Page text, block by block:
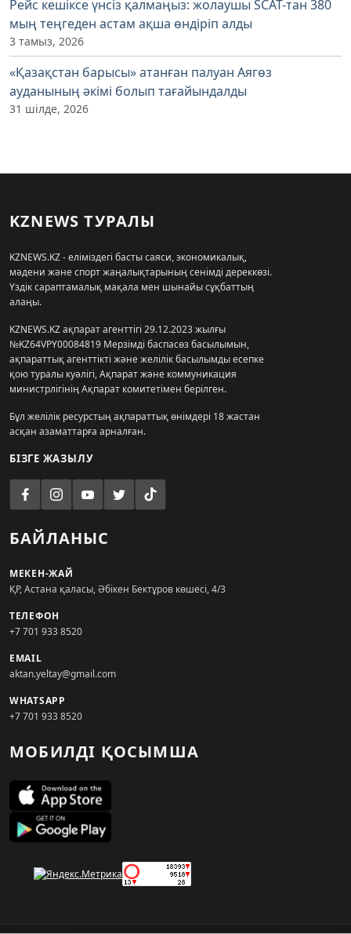
Рейс кешіксе үнсіз қалмаңыз: жолаушы SCAT-тан 380
мың теңгеден астам ақша өндіріп алды
3 тамыз, 2026
«Қазақстан барысы» атанған палуан Аягөз
ауданының әкімі болып тағайындалды
31 шілде, 2026
KZNEWS ТУРАЛЫ
KZNEWS.KZ - еліміздегі басты саяси, экономикалық,
мәдени және спорт жаңалықтарының сенімді дереккөзі.
Үздік сараптамалық мақала мен шынайы сұқбаттың
алаңы.
KZNEWS.KZ ақпарат агенттігі 29.12.2023 жылғы
№KZ64VPY00084819 Мерзімді баспасөз басылымын,
ақпараттық агенттікті және желілік басылымды есепке
қою туралы куәлігі, Ақпарат және коммуникация
министрлігінің Ақпарат комитетімен берілген.
Бұл желілік ресурстың ақпараттық өнімдері 18 жастан
асқан азаматтарға арналған.
БІЗГЕ ЖАЗЫЛУ
БАЙЛАНЫС
МЕКЕН-ЖАЙ
ҚР, Астана қаласы, Әбікен Бектұров көшесі, 4/3
ТЕЛЕФОН
+7 701 933 8520
EMAIL
aktan.yeltay@gmail.com
WHATSAPP
+7 701 933 8520
МОБИЛДІ ҚОСЫМША